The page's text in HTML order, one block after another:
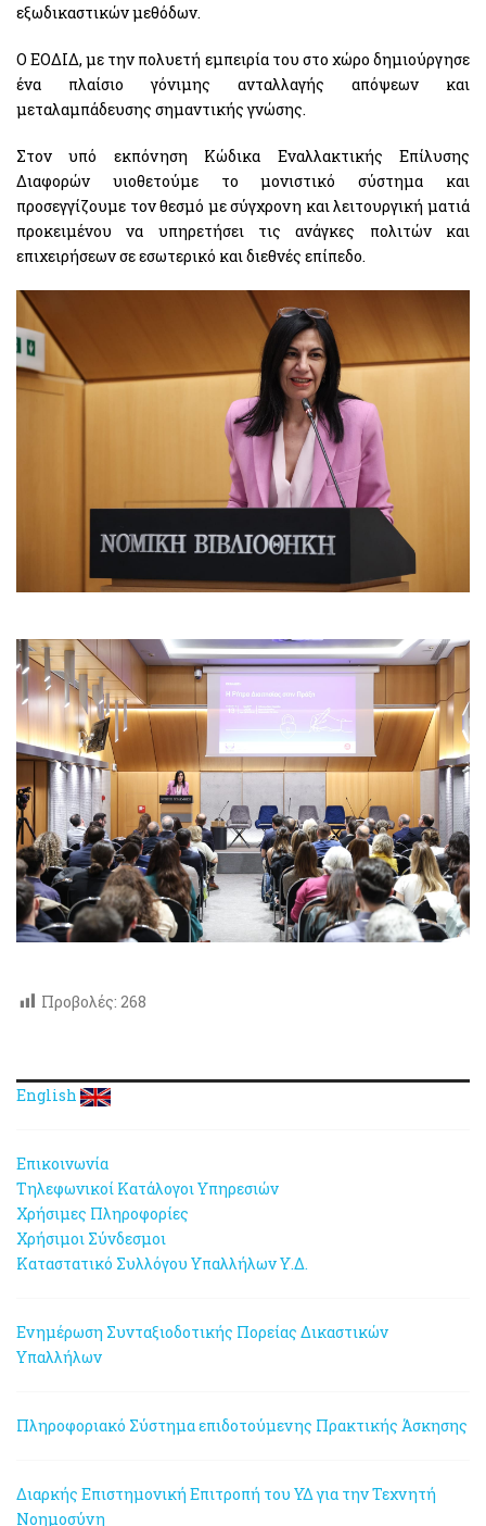
εξωδικαστικών μεθόδων.
Ο ΕΟΔΙΔ, με την πολυετή εμπειρία του στο χώρο δημιούργησε
ένα πλαίσιο γόνιμης ανταλλαγής απόψεων και
μεταλαμπάδευσης σημαντικής γνώσης.
Στον υπό εκπόνηση Κώδικα Εναλλακτικής Επίλυσης
Διαφορών υιοθετούμε το μονιστικό σύστημα και
προσεγγίζουμε τον θεσμό με σύγχρονη και λειτουργική ματιά
προκειμένου να υπηρετήσει τις ανάγκες πολιτών και
επιχειρήσεων σε εσωτερικό και διεθνές επίπεδο.
Προβολές: 268
English
Επικοινωνία
Τηλεφωνικοί Κατάλογοι Υπηρεσιών
Χρήσιμες Πληροφορίες
Χρήσιμοι Σύνδεσμοι
Καταστατικό Συλλόγου Υπαλλήλων Υ.Δ.
Ενημέρωση Συνταξιοδοτικής Πορείας Δικαστικών
Υπαλλήλων
Πληροφοριακό Σύστημα επιδοτούμενης Πρακτικής Άσκησης
Διαρκής Επιστημονική Επιτροπή του ΥΔ για την Τεχνητή
Νοημοσύνη